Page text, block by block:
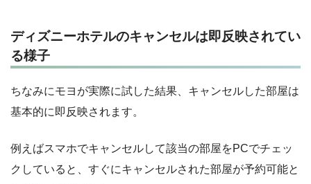
ディズニーホテルのキャンセルは即反映されてい
る様子
ちなみにモヨが実際に試した結果、キャンセルした部屋は
基本的に即反映されます。
例えばスマホでキャンセルして該当の部屋をPCでチェッ
クしていると、すぐにキャンセルされた部屋が予約可能と